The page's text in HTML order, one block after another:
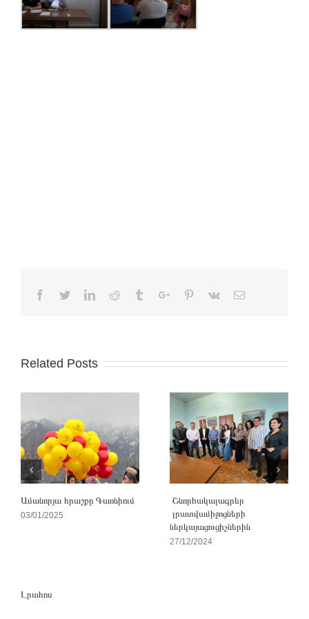
Facebook
TwitterLinkedinReddit TumblrGoogle+Pinterest
Vk Email
Related Posts
Ամանորյա հրաշքը Գառնիում
03/01/2025
Շնորհակալագրեր
լրատվամիջոցների
ներկայացուցիչներին
27/12/2024
Լրահոս